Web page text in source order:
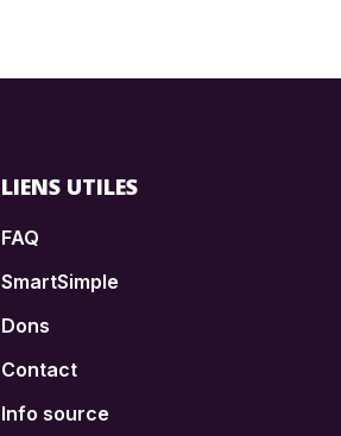
LIENS UTILES
FAQ
SmartSimple
Dons
Contact
Info source